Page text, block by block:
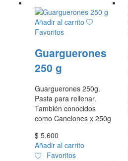
Añadir al carrito
Favoritos
Guarguerones
250 g
Guarguerones 250g.
Pasta para rellenar.
También conocidos
como Canelones x 250g
$ 5.600
Añadir al carrito
Favoritos